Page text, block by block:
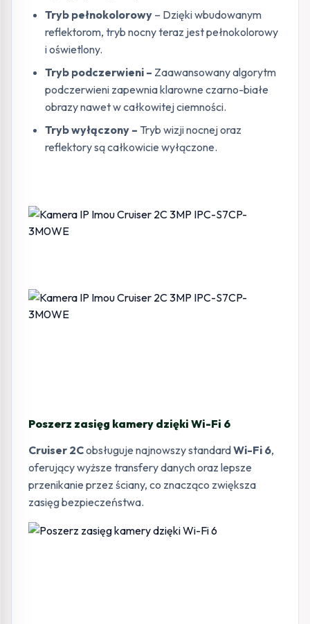
Tryb pełnokolorowy – Dzięki wbudowanym
reflektorom, tryb nocny teraz jest pełnokolorowy
i oświetlony.
Tryb podczerwieni – Zaawansowany algorytm
podczerwieni zapewnia klarowne czarno-białe
obrazy nawet w całkowitej ciemności.
Tryb wyłączony – Tryb wizji nocnej oraz
reflektory są całkowicie wyłączone.
Poszerz zasięg kamery dzięki Wi-Fi 6
Cruiser 2Cobsługuje najnowszy standardWi-Fi 6,
oferujący wyższe transfery danych oraz lepsze
przenikanie przez ściany, co znacząco zwiększa
zasięg bezpieczeństwa.